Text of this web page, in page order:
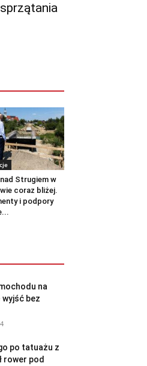
nad Strugiem w
coraz bliżej.
i podpory
na
wyjść bez
po tatuażu z
rower pod